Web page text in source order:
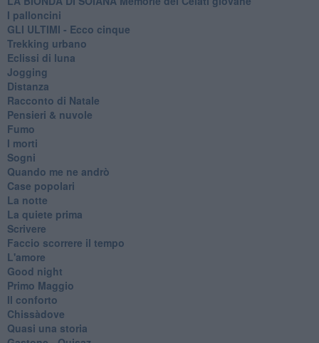
I palloncini
GLI ULTIMI - Ecco cinque
Trekking urbano
Eclissi di luna
Jogging
Distanza
Racconto di Natale
Pensieri & nuvole
Fumo
I morti
Sogni
Quando me ne andrò
Case popolari
La notte
La quiete prima
Scrivere
Faccio scorrere il tempo
L'amore
Good night
Primo Maggio
Il conforto
Chissàdove
Quasi una storia